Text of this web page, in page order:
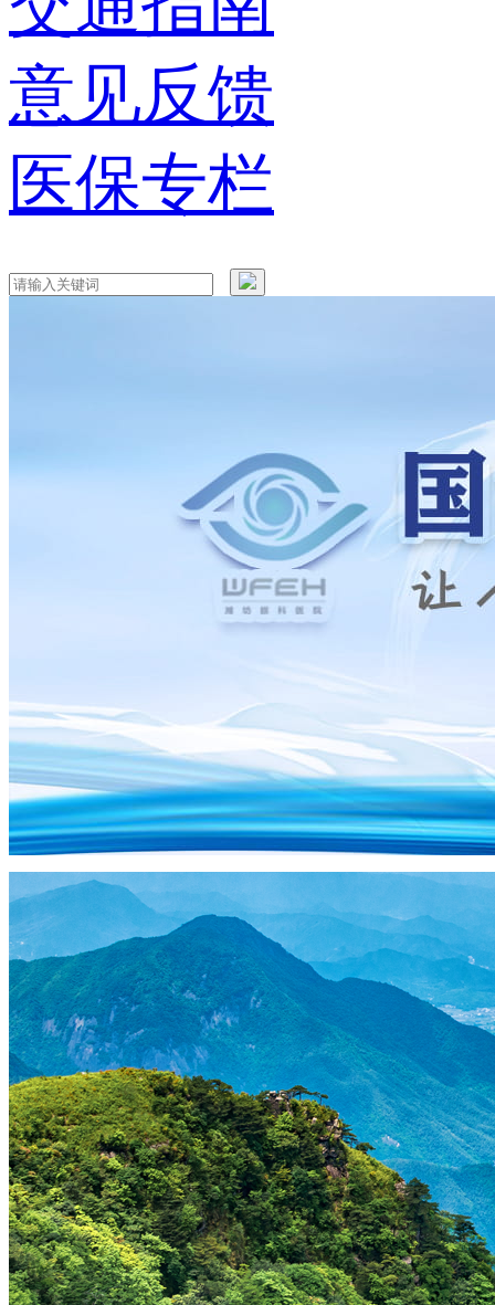
意见反馈
医保专栏